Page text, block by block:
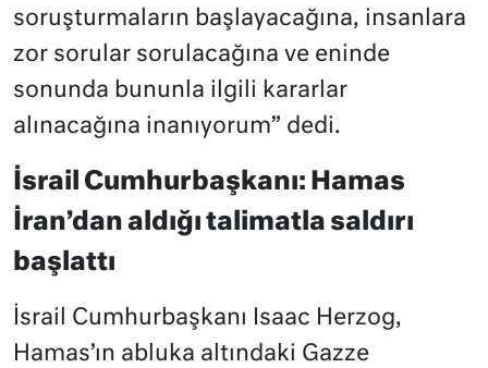
soruşturmaların başlayacağına, insanlara
zor sorular sorulacağına ve eninde
sonunda bununla ilgili kararlar
alınacağına inanıyorum” dedi.
İsrail Cumhurbaşkanı: Hamas
İran’dan aldığı talimatla saldırı
başlattı
İsrail Cumhurbaşkanı Isaac Herzog,
Hamas’ın abluka altındaki Gazze